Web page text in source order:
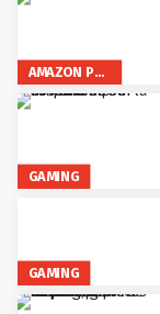
AMAZON PRIME VIDEO
GAMING
GAMING